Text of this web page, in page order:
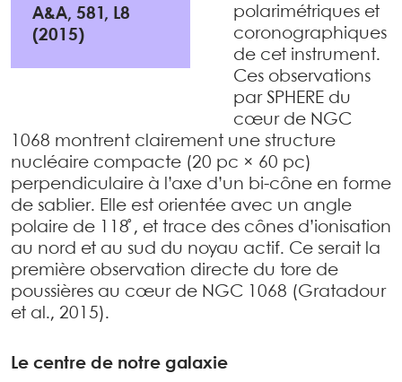
A&A, 581, L8
(2015)
polarimétriques et
coronographiques
de cet instrument.
Ces observations
par SPHERE du
cœur de NGC
1068 montrent clairement une structure
nucléaire compacte (20 pc × 60 pc)
perpendiculaire à l’axe d’un bi-cône en forme
de sablier. Elle est orientée avec un angle
polaire de 118 ̊, et trace des cônes d’ionisation
au nord et au sud du noyau actif. Ce serait la
première observation directe du tore de
poussières au cœur de NGC 1068 (Gratadour
et al., 2015).
Le centre de notre galaxie